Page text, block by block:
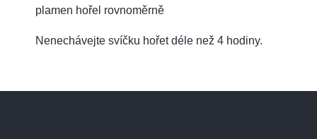
plamen hořel rovnoměrně
Nenechávejte svíčku hořet déle než 4 hodiny.